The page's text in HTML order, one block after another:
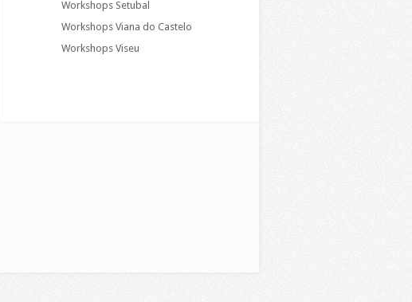
Workshops Setubal
Workshops Viana do Castelo
Workshops Viseu